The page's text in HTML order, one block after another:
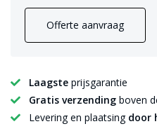
Offerte aanvraag
Laagste prijsgarantie
Gratis verzending boven
Levering en plaatsing door